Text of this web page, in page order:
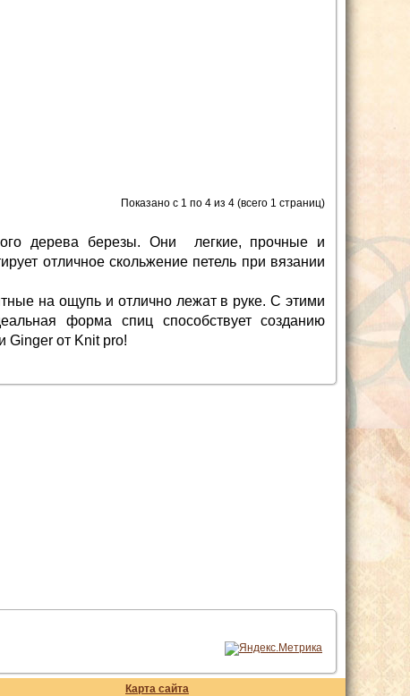
Показано с 1 по 4 из 4 (всего 1 страниц)
дерева березы. Они легкие, прочные и
отличное скольжение петель при вязании
на ощупь и отлично лежат в руке. С этими
форма спиц способствует созданию
Ginger от Knit pro!
Карта сайта